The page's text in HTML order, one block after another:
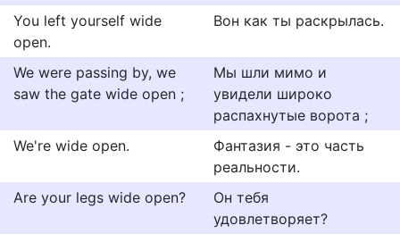
You left yourself wide
open.
Вон как ты раскрылась.
We were passing by, we
saw the gate wide open ;
Мы шли мимо и
увидели широко
распахнутые ворота ;
We're wide open.
Фантазия - это часть
реальности.
Are your legs wide open?
Он тебя
удовлетворяет?